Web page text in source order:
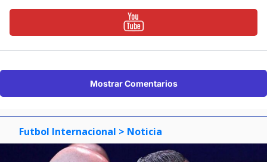
Mostrar Comentarios
Futbol Internacional > Noticia